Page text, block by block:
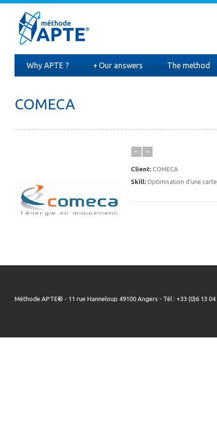
Why APTE ? Our answers
+ The method
COMECA
Client: COMECA
Skill: Optimisation d’une
Méthode APTE® - 11 rue Hanneloup 49100 Angers - Tél : +33 (0)6 13